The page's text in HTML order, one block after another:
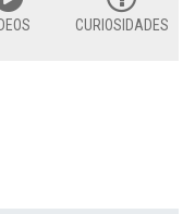
CURIOSIDADES